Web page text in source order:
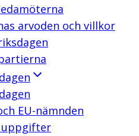
arvoden och villkor
EU-nämnden
uppgifter